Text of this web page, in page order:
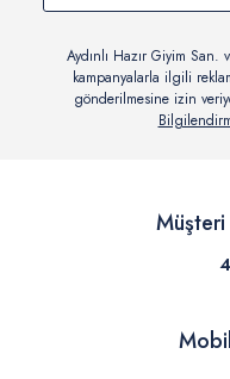
Aydınlı Hazır Giyim
kampanyalarla ilgili
gönderilmesine izin